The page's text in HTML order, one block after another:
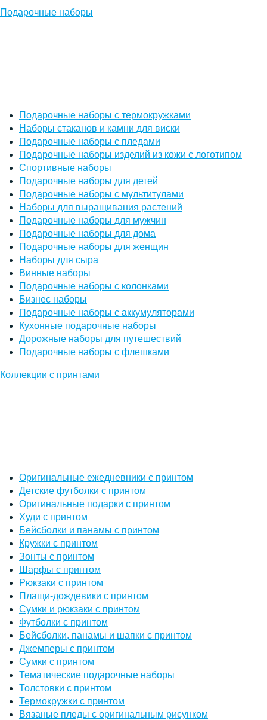
Подарочные наборы
Подарочные наборы с термокружками
Наборы стаканов и камни для виски
Подарочные наборы с пледами
Подарочные наборы изделий из кожи с логотипом
Спортивные наборы
Подарочные наборы для детей
Подарочные наборы с мультитулами
Наборы для выращивания растений
Подарочные наборы для мужчин
Подарочные наборы для дома
Подарочные наборы для женщин
Наборы для сыра
Винные наборы
Подарочные наборы с колонками
Бизнес наборы
Подарочные наборы с аккумуляторами
Кухонные подарочные наборы
Дорожные наборы для путешествий
Подарочные наборы с флешками
Коллекции с принтами
Оригинальные ежедневники с принтом
Детские футболки с принтом
Оригинальные подарки с принтом
Худи с принтом
Бейсболки и панамы с принтом
Кружки с принтом
Зонты с принтом
Шарфы с принтом
Рюкзаки с принтом
Плащи-дождевики с принтом
Сумки и рюкзаки с принтом
Футболки с принтом
Бейсболки, панамы и шапки с принтом
Джемперы с принтом
Сумки с принтом
Тематические подарочные наборы
Толстовки с принтом
Термокружки с принтом
Вязаные пледы с оригинальным рисунком